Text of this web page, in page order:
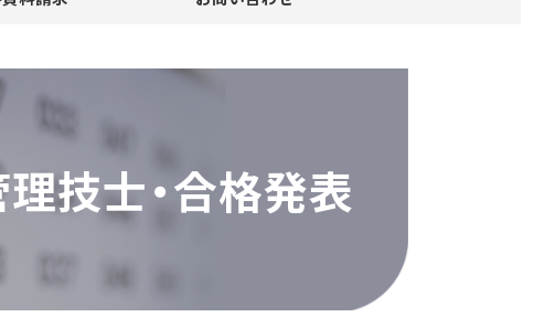
技士・合格発表